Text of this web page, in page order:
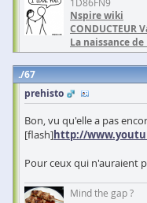
Nspire wiki
CONDUCTEUR
La naissance
67
prehisto
Bon, vu qu'elle a pas
[flash]http://
Pour ceux qui n'auraient
Mind the gap ?